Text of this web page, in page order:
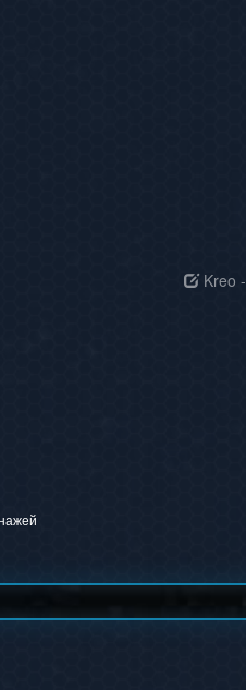
Kreo -